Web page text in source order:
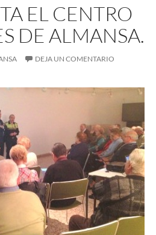
EL CENTRO
DE ALMANSA.
DEJA UN COMENTARIO